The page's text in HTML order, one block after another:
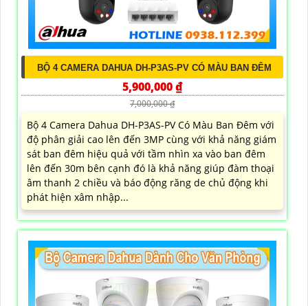
BỘ 4 CAMERA DAHUA DH-P3AS-PV CÓ MÀU BAN ĐÊM
5,900,000 ₫
7,000,000 ₫
Bộ 4 Camera Dahua DH-P3AS-PV Có Màu Ban Đêm với
độ phân giải cao lên đến 3MP cùng với khả năng giám
sát ban đêm hiệu quả với tầm nhìn xa vào ban đêm
lên đến 30m bên cạnh đó là khả năng giúp đàm thoại
âm thanh 2 chiều và báo động răng de chủ động khi
phát hiện xâm nhập...